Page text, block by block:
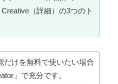
（詳細）の3つのト
だけを無料で使いたい場合
」で充分です。